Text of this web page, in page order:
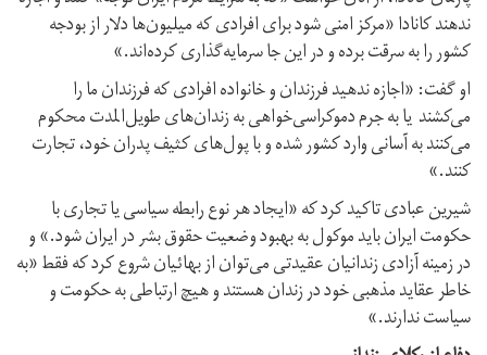
ندهند کانادا «مرکز امنی شود برای افرادی که میلیون‌ها دلار از بودجه
کشور را به سرقت برده و در این جا سرمایه‌گذاری کرده‌اند.»
او گفت: «اجازه ندهید فرزندان و خانواده افرادی که فرزندان ما را
می‌کشند یا به جرم دموکراسی‌خواهی به زندان‌های طویل‌المدت محکوم
می‌کنند به آسانی وارد کشور شده و با پول‌های کثیف پدران خود، تجارت
کنند.»
شیرین عبادی تاکید کرد که «ایجاد هر نوع رابطه سیاسی یا تجاری با
حکومت ایران باید موکول به بهبود وضعیت حقوق بشر در ایران شود.» و
در زمینه آزادی زندانیان عقیدتی می‌توان از بهائیان شروع کرد که فقط «به
خاطر عقاید مذهبی خود در زندان هستند و هیچ ارتباطی به حکومت و
سیاست ندارند.»